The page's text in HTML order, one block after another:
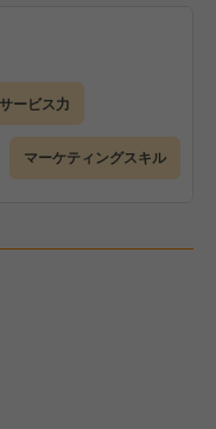
境を用意。
らなるキャリアア
、店長やマネージ
アアップを目指し
ービス力
マーケティングスキル